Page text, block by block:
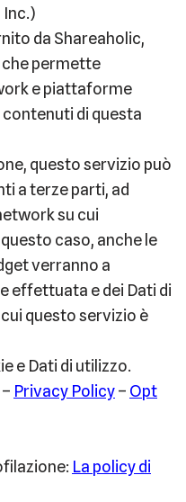
Inc.)
da Shareaholic,
che permette
e piattaforme
di questa
questo servizio può
a terze parti, ad
su cui
caso, anche le
verranno a
effettuata e dei Dati di
questo servizio è
e Dati di utilizzo.
Privacy Policy– Opt
La policy di